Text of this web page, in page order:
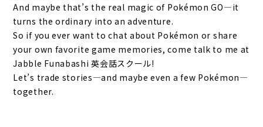
And maybe that’s the real magic of Pokémon GO—it
turns the ordinary into an adventure.
So if you ever want to chat about Pokémon or share
your own favorite game memories, come talk to me at
Jabble Funabashi 英会話スクール!
Let’s trade stories—and maybe even a few Pokémon—
together.